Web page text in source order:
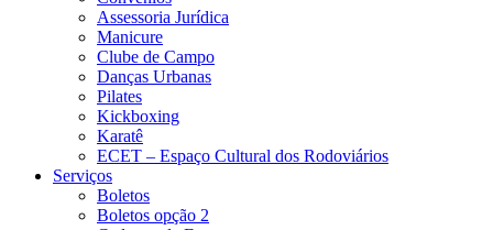
Assessoria Jurídica
Manicure
Clube de Campo
Danças Urbanas
Pilates
Kickboxing
Karatê
ECET – Espaço Cultural dos Rodoviários
Serviços
Boletos
Boletos opção 2